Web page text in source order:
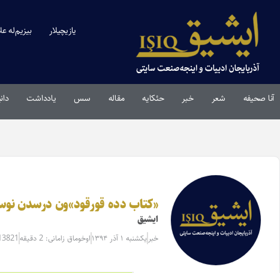
یازیچیلار بیزیم‌له
آنا صحیفه شعر خبر حئکایه مقاله‌ سس یادداشت
«کتاب دده قورقود»ون درسدن
ایشیق
خبر یکشنبه ۱ آذر ۱۳۹۴ اوخوماق زامانی: 2 دقیقه